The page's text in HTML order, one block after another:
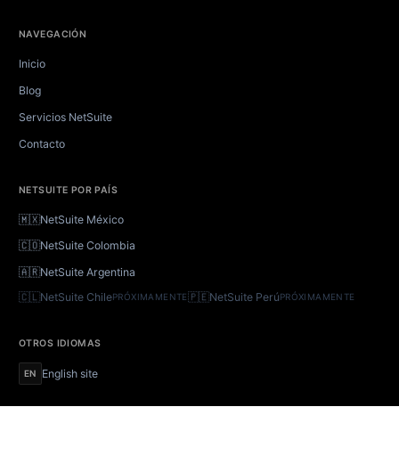
NAVEGACIÓN
Inicio
Blog
Servicios NetSuite
Contacto
NETSUITE POR PAÍS
🇲🇽NetSuite México
🇨🇴NetSuite Colombia
🇦🇷NetSuite Argentina
🇨🇱NetSuite ChilePRÓXIMAMENTE🇵🇪NetSuite PerúPRÓXIMAMENTE
OTROS IDIOMAS
EN English site